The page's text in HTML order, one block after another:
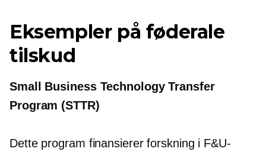
Eksempler på føderale
tilskud
Small Business Technology Transfer
Program (STTR)
Dette program finansierer forskning i F&U-